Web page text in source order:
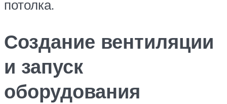
потолка.
Создание вентиляции
и запуск
оборудования